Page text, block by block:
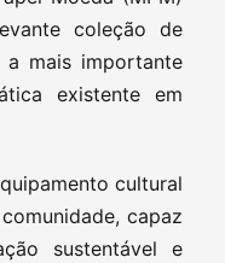
coleção de
a mais importante
existente em
cultural
capaz
sustentável e